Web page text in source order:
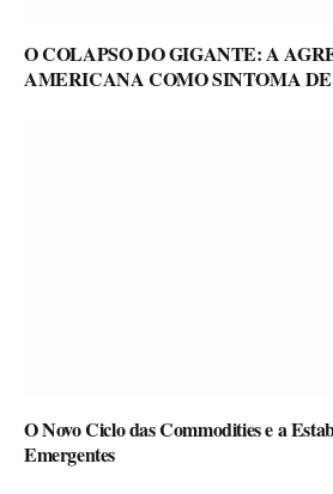
O COLAPSO DO GIGANTE: A
AMERICANA COMO SINTOMA
O Novo Ciclo das Commodities e a
Emergentes